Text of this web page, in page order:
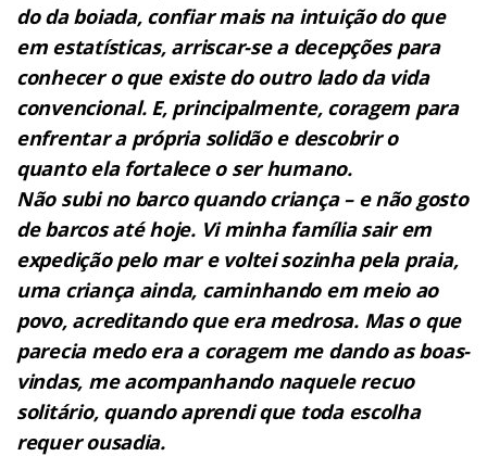
do da boiada, confiar mais na intuição do que
em estatísticas, arriscar-se a decepções para
conhecer o que existe do outro lado da vida
convencional. E, principalmente, coragem para
enfrentar a própria solidão e descobrir o
quanto ela fortalece o ser humano.
Não subi no barco quando criança – e não gosto
de barcos até hoje. Vi minha família sair em
expedição pelo mar e voltei sozinha pela praia,
uma criança ainda, caminhando em meio ao
povo, acreditando que era medrosa. Mas o que
parecia medo era a coragem me dando as boas-
vindas, me acompanhando naquele recuo
solitário, quando aprendi que toda escolha
requer ousadia.